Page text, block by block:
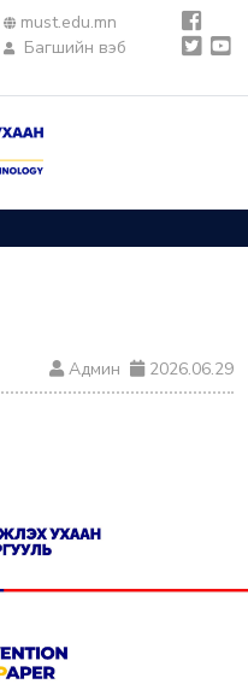
must.edu.mn
Багшийн вэб
Админ 2026.06.29